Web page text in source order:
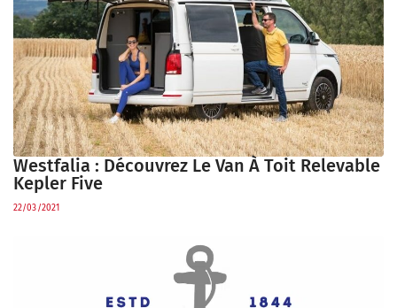
Westfalia : Découvrez Le Van À Toit Relevable
Kepler Five
22/03/2021